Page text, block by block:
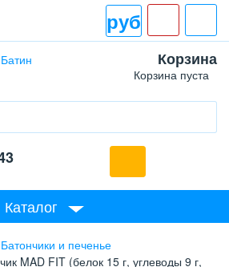
руб
Корзина
Корзина пуста
Каталог
Батончики и печенье
MAD FIT (белок 15 г, углеводы 9 г,